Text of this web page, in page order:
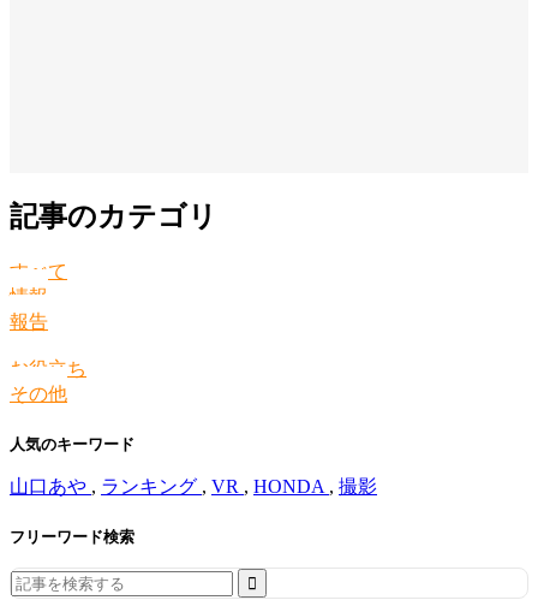
記事のカテゴリ
すべて
情報
報告
お役立ち
その他
人気のキーワード
山口あや , ランキング , VR , HONDA , 撮影
フリーワード検索
Search
for: